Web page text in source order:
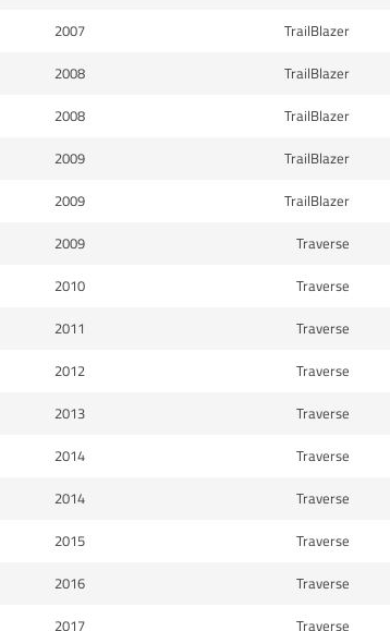
TrailBlazer
2007
TrailBlazer
2008
TrailBlazer
2008
TrailBlazer
2009
TrailBlazer
2009
Traverse
2009
Traverse
2010
Traverse
2011
Traverse
2012
Traverse
2013
Traverse
2014
Traverse
2014
Traverse
2015
Traverse
2016
Traverse
2017